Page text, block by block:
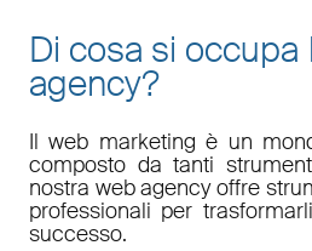
Di cosa si
agency?
Ilweb marketing è un
composto da tanti
nostra web agencyoffre
professionali per
successo.